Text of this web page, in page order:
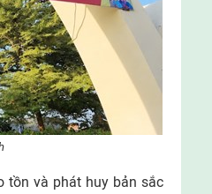
tồn và phát huy bản sắc